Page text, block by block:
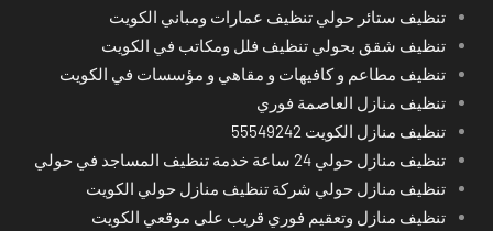
تنظيف ستائر حولي تنظيف عمارات ومباني الكويت
تنظيف شقق بحولي تنظيف فلل ومكاتب في الكويت
تنظيف مطاعم و كافيهات و مقاهي و مؤسسات في الكويت
تنظيف منازل العاصمة فوري
تنظيف منازل الكويت 55549242
تنظيف منازل حولي 24 ساعة خدمة تنظيف المساجد في حولي
تنظيف منازل حولي شركة تنظيف منازل حولي الكويت
تنظيف منازل وتعقيم فوري قريب على موقعي الكويت